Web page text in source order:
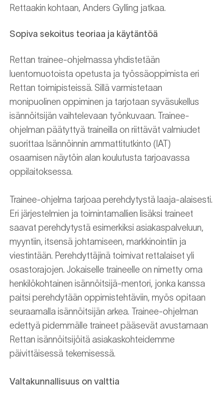
Rettaakin kohtaan, Anders Gylling jatkaa.
Sopiva sekoitus teoriaa ja käytäntöä
Rettan trainee-ohjelmassa yhdistetään
luentomuotoista opetusta ja työssäoppimista eri
Rettan toimipisteissä. Sillä varmistetaan
monipuolinen oppiminen ja tarjotaan syväsukellus
isännöitsijän vaihtelevaan työnkuvaan. Trainee-
ohjelman päätyttyä traineilla on riittävät valmiudet
suorittaa Isännöinnin ammattitutkinto (IAT)
osaamisen näytöin alan koulutusta tarjoavassa
oppilaitoksessa.
Trainee-ohjelma tarjoaa perehdytystä laaja-alaisesti.
Eri järjestelmien ja toimintamallien lisäksi traineet
saavat perehdytystä esimerkiksi asiakaspalveluun,
myyntiin, itsensä johtamiseen, markkinointiin ja
viestintään. Perehdyttäjinä toimivat rettalaiset yli
osastorajojen. Jokaiselle traineelle on nimetty oma
henkilökohtainen isännöitsijä-mentori, jonka kanssa
paitsi perehdytään oppimistehtäviin, myös opitaan
seuraamalla isännöitsijän arkea. Trainee-ohjelman
edettyä pidemmälle traineet pääsevät avustamaan
Rettan isännöitsijöitä asiakaskohteidemme
päivittäisessä tekemisessä.
Valtakunnallisuus on valttia